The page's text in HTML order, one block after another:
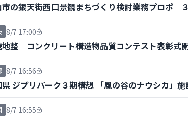
市の銀天街西口景観まちづくり検討業務プロポ
8/7 17:00
地整 コンクリート構造物品質コンテスト表彰式
8/7 16:56
県 ジブリパーク３期構想 「風の谷のナウシカ」
8/7 16:55